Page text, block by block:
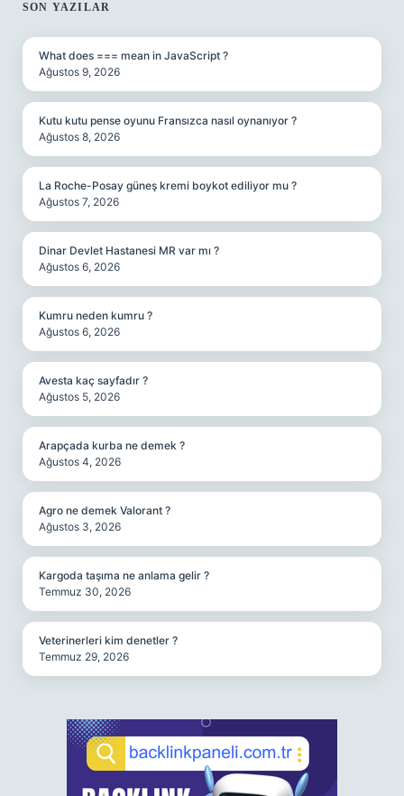
SIDEBAR
SON YAZILAR
What does === mean in JavaScript ?
Ağustos 9, 2026
Kutu kutu pense oyunu Fransızca nasıl oynanıyor ?
Ağustos 8, 2026
La Roche-Posay güneş kremi boykot ediliyor mu ?
Ağustos 7, 2026
Dinar Devlet Hastanesi MR var mı ?
Ağustos 6, 2026
Kumru neden kumru ?
Ağustos 6, 2026
Avesta kaç sayfadır ?
Ağustos 5, 2026
Arapçada kurba ne demek ?
Ağustos 4, 2026
Agro ne demek Valorant ?
Ağustos 3, 2026
Kargoda taşıma ne anlama gelir ?
Temmuz 30, 2026
Veterinerleri kim denetler ?
Temmuz 29, 2026